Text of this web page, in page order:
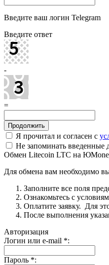
Введите ваш логин Telegram
Введите ответ
-
=
Я прочитал и согласен с
Не запоминать введенные
Обмен Litecoin LTC на
Для обмена вам необходимо
Заполните все поля
Ознакомьтесь с
Оплатите заявку. Для
После выполнения
Авторизация
Логин или e-mail *:
Пароль *: